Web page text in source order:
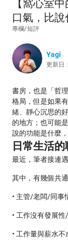
【窩心室
口氣，比
專欄/短評
Yagi
更新日
書房，也是「哲
格局，但是如果
緒、靜心沉思的
的地方；也可能
說的功能是什麼
日常生活
最近，筆者接連
其中，有幾個共通
• 主管/老闆/同事
• 工作沒有發展
• 工作量與薪水不